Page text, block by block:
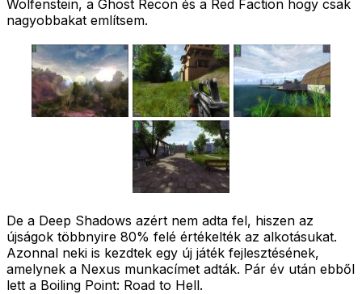
Wolfenstein, a Ghost Recon és a Red Faction hogy csak
nagyobbakat említsem.
De a Deep Shadows azért nem adta fel, hiszen az
újságok többnyire 80% felé értékelték az alkotásukat.
Azonnal neki is kezdtek egy új játék fejlesztésének,
amelynek a Nexus munkacímet adták. Pár év után ebből
lett a Boiling Point: Road to Hell.